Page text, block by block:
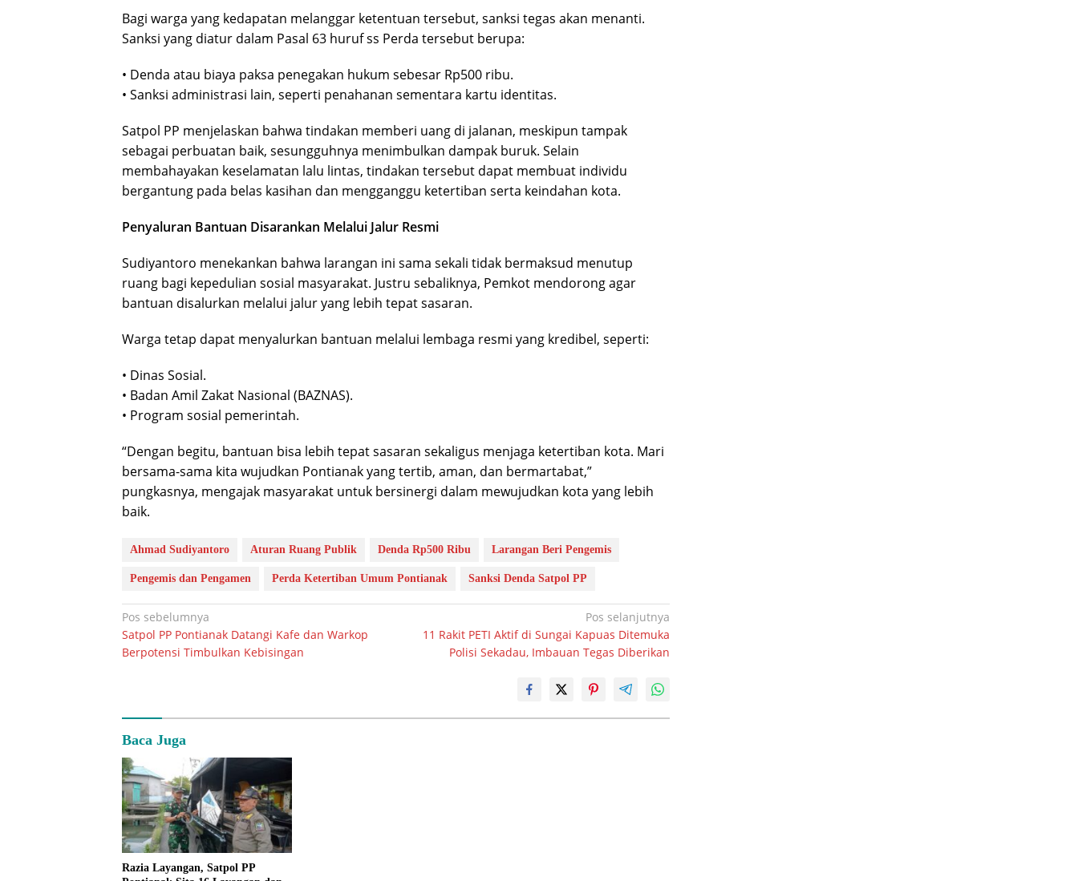
Bagi warga yang kedapatan melanggar ketentuan tersebut, sanksi tegas akan menanti.
Sanksi yang diatur dalam Pasal 63 huruf ss Perda tersebut berupa:
• Denda atau biaya paksa penegakan hukum sebesar Rp500 ribu.
• Sanksi administrasi lain, seperti penahanan sementara kartu identitas.
Satpol PP menjelaskan bahwa tindakan memberi uang di jalanan, meskipun tampak
sebagai perbuatan baik, sesungguhnya menimbulkan dampak buruk. Selain
membahayakan keselamatan lalu lintas, tindakan tersebut dapat membuat individu
bergantung pada belas kasihan dan mengganggu ketertiban serta keindahan kota.
Penyaluran Bantuan Disarankan Melalui Jalur Resmi
Sudiyantoro menekankan bahwa larangan ini sama sekali tidak bermaksud menutup
ruang bagi kepedulian sosial masyarakat. Justru sebaliknya, Pemkot mendorong agar
bantuan disalurkan melalui jalur yang lebih tepat sasaran.
Warga tetap dapat menyalurkan bantuan melalui lembaga resmi yang kredibel, seperti:
• Dinas Sosial.
• Badan Amil Zakat Nasional (BAZNAS).
• Program sosial pemerintah.
“Dengan begitu, bantuan bisa lebih tepat sasaran sekaligus menjaga ketertiban kota. Mari
bersama-sama kita wujudkan Pontianak yang tertib, aman, dan bermartabat,”
pungkasnya, mengajak masyarakat untuk bersinergi dalam mewujudkan kota yang lebih
baik.
Ahmad Sudiyantoro Aturan Ruang Publik Denda Rp500 Ribu Larangan Beri Pengemis
Pengemis dan Pengamen Perda Ketertiban Umum Pontianak Sanksi Denda Satpol PP
Navigasi
pos
Pos sebelumnya
Satpol PP Pontianak Datangi Kafe dan Warkop
Berpotensi Timbulkan Kebisingan
Pos selanjutnya
11 Rakit PETI Aktif di Sungai Kapuas Ditemuka
Polisi Sekadau, Imbauan Tegas Diberikan
Baca Juga
Razia Layangan, Satpol PP